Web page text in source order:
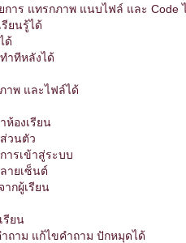
าร แทรกภาพ แนบไฟล์ และ Code
ยนรู้ได้
ด้
ำทีหลังได้
าพ และไฟล์ได้
ห้องเรียน
วนตัว
รเข้าสู่ระบบ
ายเซ็นต์
กผู้เรียน
รียน
ถาม แก้ไขคำถาม ปักหมุดได้